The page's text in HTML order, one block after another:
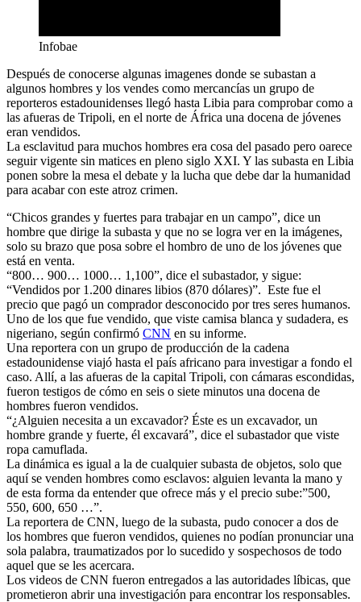
Infobae
Después de conocerse algunas imagenes donde se subastan a
algunos hombres y los vendes como mercancías un grupo de
reporteros estadounidenses llegó hasta Libia para comprobar como a
las afueras de Tripoli, en el norte de África una docena de jóvenes
eran vendidos.
La esclavitud para muchos hombres era cosa del pasado pero oarece
seguir vigente sin matices en pleno siglo XXI. Y las subasta en Libia
ponen sobre la mesa el debate y la lucha que debe dar la humanidad
para acabar con este atroz crimen.
“Chicos grandes y fuertes para trabajar en un campo”, dice un
hombre que dirige la subasta y que no se logra ver en la imágenes,
solo su brazo que posa sobre el hombro de uno de los jóvenes que
está en venta.
“800… 900… 1000… 1,100”, dice el subastador, y sigue:
“Vendidos por 1.200 dinares libios (870 dólares)”. Este fue el
precio que pagó un comprador desconocido por tres seres humanos.
Uno de los que fue vendido, que viste camisa blanca y sudadera, es
nigeriano, según confirmó CNN en su informe.
Una reportera con un grupo de producción de la cadena
estadounidense viajó hasta el país africano para investigar a fondo el
caso. Allí, a las afueras de la capital Tripoli, con cámaras escondidas,
fueron testigos de cómo en seis o siete minutos una docena de
hombres fueron vendidos.
“¿Alguien necesita a un excavador? Éste es un excavador, un
hombre grande y fuerte, él excavará”, dice el subastador que viste
ropa camuflada.
La dinámica es igual a la de cualquier subasta de objetos, solo que
aquí se venden hombres como esclavos: alguien levanta la mano y
de esta forma da entender que ofrece más y el precio sube:”500,
550, 600, 650 …”.
La reportera de CNN, luego de la subasta, pudo conocer a dos de
los hombres que fueron vendidos, quienes no podían pronunciar una
sola palabra, traumatizados por lo sucedido y sospechosos de todo
aquel que se les acercara.
Los videos de CNN fueron entregados a las autoridades líbicas, que
prometieron abrir una investigación para encontrar los responsables.